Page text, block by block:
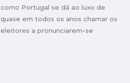
como Portugal se dá ao luxo de
quase em todos os anos chamar os
eleitores a pronunciarem-se